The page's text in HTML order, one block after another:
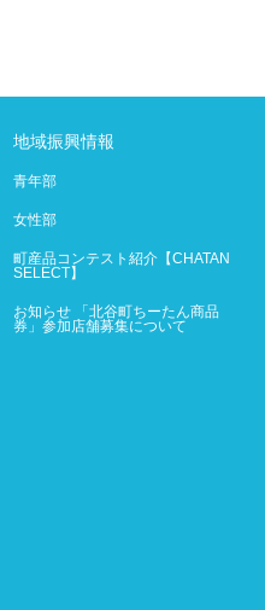
地域振興情報
青年部
女性部
町産品コンテスト紹介【CHATAN
SELECT】
お知らせ 「北谷町ちーたん商品
券」参加店舗募集について